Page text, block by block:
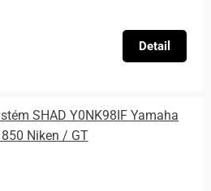
Detail
SHAD Y0NK98IF Yamaha
Niken / GT